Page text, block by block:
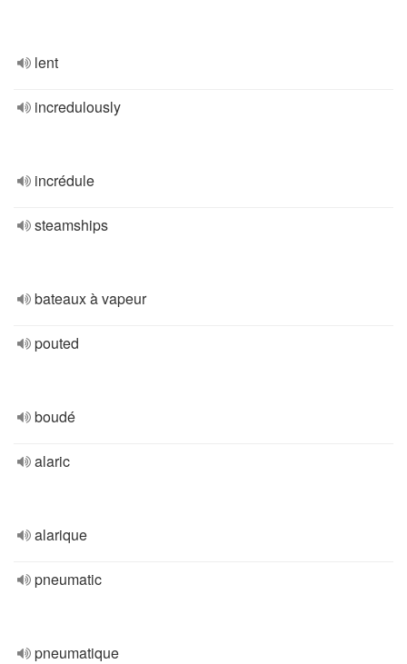
lent
incredulously
incrédule
steamships
bateaux à vapeur
pouted
boudé
alaric
alarique
pneumatic
pneumatique